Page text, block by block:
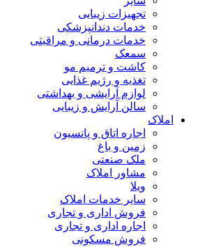
تجهیزات زیبایی
خدمات دندانپزشکی
خدمات درمانی و مراقبتی
سمعک
کاشت و ترمیم مو
تغذیه و رژیم غذایی
لوازم آرایشی و بهداشتی
سالن آرایش و زیبایی
املاک
اجاره اتاق و پانسیون
زمین و باغ
ملک صنعتی
مشاور املاک
ویلا
سایر خدمات املاک
فروش اداری و تجاری
اجاره اداری و تجاری
فروش مسکونی